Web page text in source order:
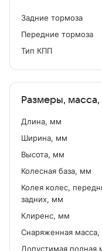
Задние тормоза
Передние тормоза
Тип КПП
Размеры,
Длина, мм
Ширина, мм
Высота, мм
Колесная база, мм
Колея колес,
задних, мм
Клиренс, мм
Снаряженная масса,
Допустимая полная